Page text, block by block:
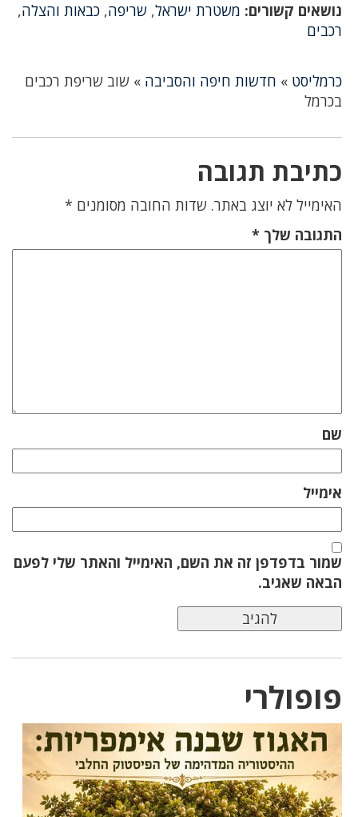
נושאים קשורים: משטרת ישראל, שריפה, כבאות והצלה,
רכבים
כרמליסט » חדשות חיפה והסביבה » שוב שריפת רכבים
בכרמל
כתיבת תגובה
האימייל לא יוצג באתר. שדות החובה מסומנים *
התגובה שלך *
שם
אימייל
שמור בדפדפן זה את השם, האימייל והאתר שלי לפעם
הבאה שאגיב.
פופולרי